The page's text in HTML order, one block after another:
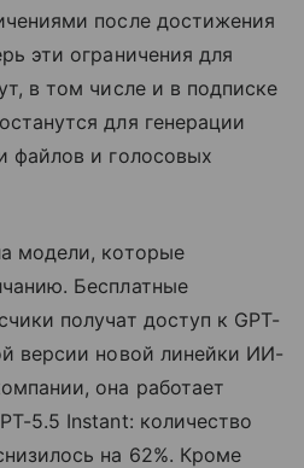
после достижения
эти ограничения для
в том числе и в подписке
для генерации
файлов и голосовых
модели, которые
Бесплатные
получат доступ к GPT-
версии новой линейки ИИ-
она работает
5.5 Instant: количество
на 62%. Кроме